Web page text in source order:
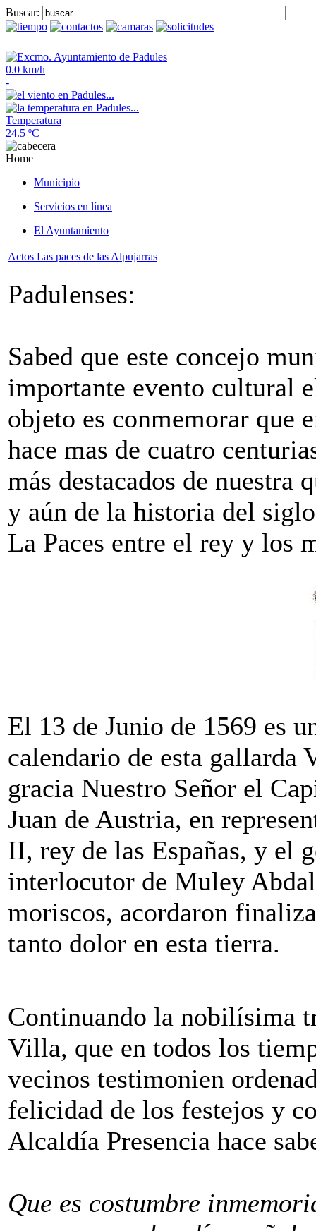
Buscar:
0.0 km/h
-
Temperatura
24.5 ºC
Home
Municipio
Servicios en línea
El Ayuntamiento
Actos Las paces de las Alpujarras
Padulenses:
Sabed que este concejo
importante evento cultural
objeto es conmemorar que
hace mas de cuatro
más destacados de nuestra
y aún de la historia del
La Paces entre el rey y los
El 13 de Junio de 1569 es
calendario de esta gallarda
gracia Nuestro Señor el
Juan de Austria, en
II, rey de las Españas, y el
interlocutor de Muley
moriscos, acordaron
tanto dolor en esta tierra.
Continuando la nobilísima
Villa, que en todos los
vecinos testimonien
felicidad de los festejos y
Alcaldía Presencia hace
Que es costumbre